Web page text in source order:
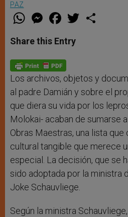
PAZ
W
t
s
p
p
M
e
s
e
g
e
r
F
a
e
b
o
k
w
Share this Entry
Los archivos, objetos y
al padre Damián y sobre el
que diera su vida por los
Molokai- acaban de sumarse
Obras Maestras, una lista
cultural tangible que merece
especial. La decisión, que se
sido adoptada por la ministra
Joke Schauvliege.
Según la ministra